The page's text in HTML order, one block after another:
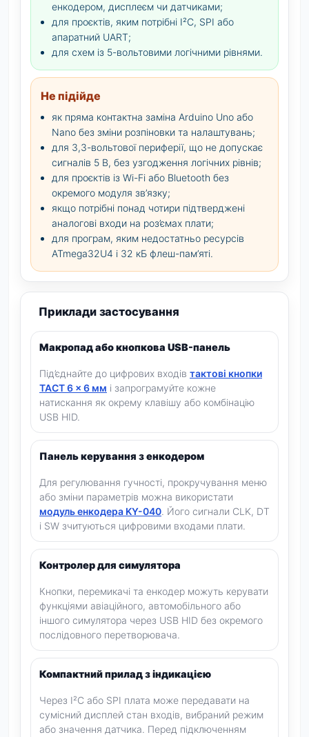
енкодером, дисплеєм чи датчиками;
для проєктів, яким потрібні I²C, SPI або
апаратний UART;
для схем із 5-вольтовими логічними рівнями.
Не підійде
як пряма контактна заміна Arduino Uno або
Nano без зміни розпіновки та налаштувань;
для 3,3-вольтової периферії, що не допускає
сигналів 5 В, без узгодження логічних рівнів;
для проєктів із Wi-Fi або Bluetooth без
окремого модуля зв’язку;
якщо потрібні понад чотири підтверджені
аналогові входи на роз’ємах плати;
для програм, яким недостатньо ресурсів
ATmega32U4 і 32 кБ флеш-пам’яті.
Приклади застосування
Макропад або кнопкова USB-панель
Під’єднайте до цифрових входів тактові кнопки
TACT 6 × 6 мм і запрограмуйте кожне
натискання як окрему клавішу або комбінацію
USB HID.
Панель керування з енкодером
Для регулювання гучності, прокручування меню
або зміни параметрів можна використати
модуль енкодера KY-040. Його сигнали CLK, DT
і SW зчитуються цифровими входами плати.
Контролер для симулятора
Кнопки, перемикачі та енкодер можуть керувати
функціями авіаційного, автомобільного або
іншого симулятора через USB HID без окремого
послідовного перетворювача.
Компактний прилад з індикацією
Через I²C або SPI плата може передавати на
сумісний дисплей стан входів, вибраний режим
або значення датчика. Перед підключенням